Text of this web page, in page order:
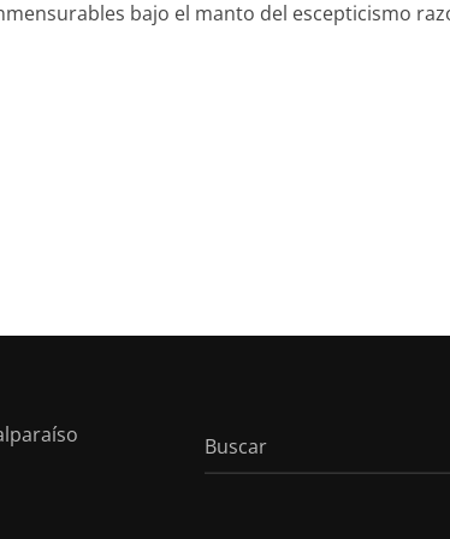
bajo el manto del escepticismo